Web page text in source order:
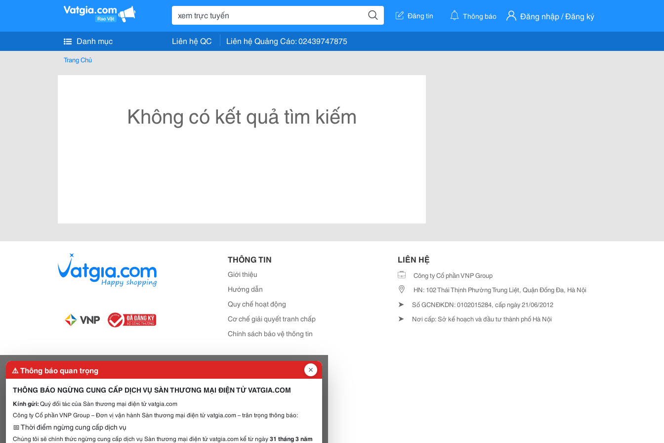
Đăng tin Thông báo Đăng nhập / Đăng ký
Danh mục Liên hệ QC Liên hệ Quảng Cáo: 02439747875
Trang Chủ
Không có kết quả tìm kiếm
THÔNG TIN
Giới thiệu
Hướng dẫn
Quy chế hoạt động
Cơ chế giải quyết tranh chấp
Chính sách bảo vệ thông tin
LIÊN HỆ
Công ty Cổ phần VNP Group
HN: 102 Thái Thịnh Phường Trung Liệt, Quận Đống Đa, Hà Nội
➤ Số GCNĐKDN: 0102015284, cấp ngày 21/06/2012
➤ Nơi cấp: Sở kế hoạch và đầu tư thành phố Hà Nội
⚠️ Thông báo quan trọng
THÔNG BÁO NGỪNG CUNG CẤP DỊCH VỤ SÀN THƯƠNG MẠI ĐIỆN TỬ VATGIA.COM
Kính gửi:Quý đối tác của Sàn thương mại điện tử vatgia.com
Công ty Cổ phần VNP Group – Đơn vị vận hành Sàn thương mại điện tử vatgia.com – trân trọng thông báo:
📅 Thời điểm ngừng cung cấp dịch vụ
Chúng tôi sẽ chính thức ngừng cung cấp dịch vụ Sàn thương mại điện tử vatgia.com kể từ ngày31 tháng 3 năm